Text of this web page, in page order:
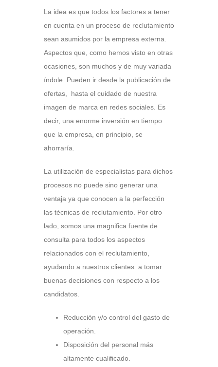
La idea es que todos los factores a tener
en cuenta en un proceso de reclutamiento
sean asumidos por la empresa externa.
Aspectos que, como hemos visto en otras
ocasiones, son muchos y de muy variada
índole. Pueden ir desde la publicación de
ofertas, hasta el cuidado de nuestra
imagen de marca en redes sociales. Es
decir, una enorme inversión en tiempo
que la empresa, en principio, se
ahorraría.
La utilización de especialistas para dichos
procesos no puede sino generar una
ventaja ya que conocen a la perfección
las técnicas de reclutamiento. Por otro
lado, somos una magnifica fuente de
consulta para todos los aspectos
relacionados con el reclutamiento,
ayudando a nuestros clientes a tomar
buenas decisiones con respecto a los
candidatos.
Reducción y/o control del gasto de
operación.
Disposición del personal más
altamente cualificado.